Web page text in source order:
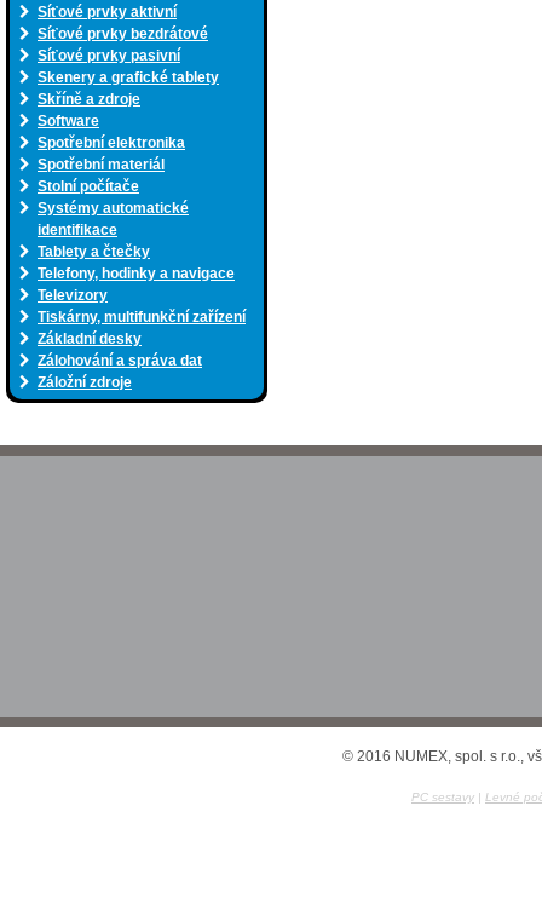
Síťové prvky aktivní
Síťové prvky bezdrátové
Síťové prvky pasivní
Skenery a grafické tablety
Skříně a zdroje
Software
Spotřební elektronika
Spotřební materiál
Stolní počítače
Systémy automatické
identifikace
Tablety a čtečky
Telefony, hodinky a navigace
Televizory
Tiskárny, multifunkční zařízení
Základní desky
Zálohování a správa dat
Záložní zdroje
© 2016 NUMEX, spol. s r.o.,
PC sestavy | Levné